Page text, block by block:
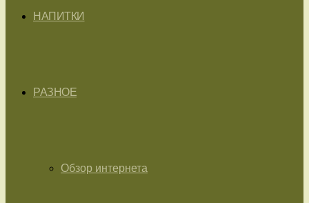
НАПИТКИ
РАЗНОЕ
Обзор интернета